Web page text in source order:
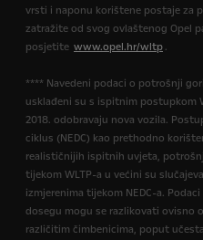
vrsti i naponu korištene postaje za
zatražite od svog ovlaštenog Opel
posjetite www.opel.hr/wltp .
**** Navedeni podaci o potrošnji
usklađeni su s ispitnim postupkom
2018. odobravaju nova vozila.
ciklus (NEDC) kao prethodno
realističnijih ispitnih uvjeta,
tijekom WLTP-a u većini su
izmjerenima tijekom NEDC-a.
dosegu mogu se razlikovati ovisno
različitim čimbenicima, poput